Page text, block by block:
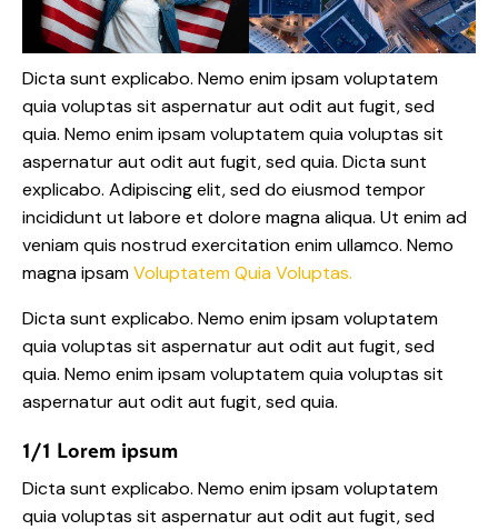
Dicta sunt explicabo. Nemo enim ipsam voluptatem
quia voluptas sit aspernatur aut odit aut fugit, sed
quia. Nemo enim ipsam voluptatem quia voluptas sit
aspernatur aut odit aut fugit, sed quia. Dicta sunt
explicabo. Adipiscing elit, sed do eiusmod tempor
incididunt ut labore et dolore magna aliqua. Ut enim ad
veniam quis nostrud exercitation enim ullamco. Nemo
magna ipsamVoluptatem Quia Voluptas.
Dicta sunt explicabo. Nemo enim ipsam voluptatem
quia voluptas sit aspernatur aut odit aut fugit, sed
quia. Nemo enim ipsam voluptatem quia voluptas sit
aspernatur aut odit aut fugit, sed quia.
1/1 Lorem ipsum
Dicta sunt explicabo. Nemo enim ipsam voluptatem
quia voluptas sit aspernatur aut odit aut fugit, sed